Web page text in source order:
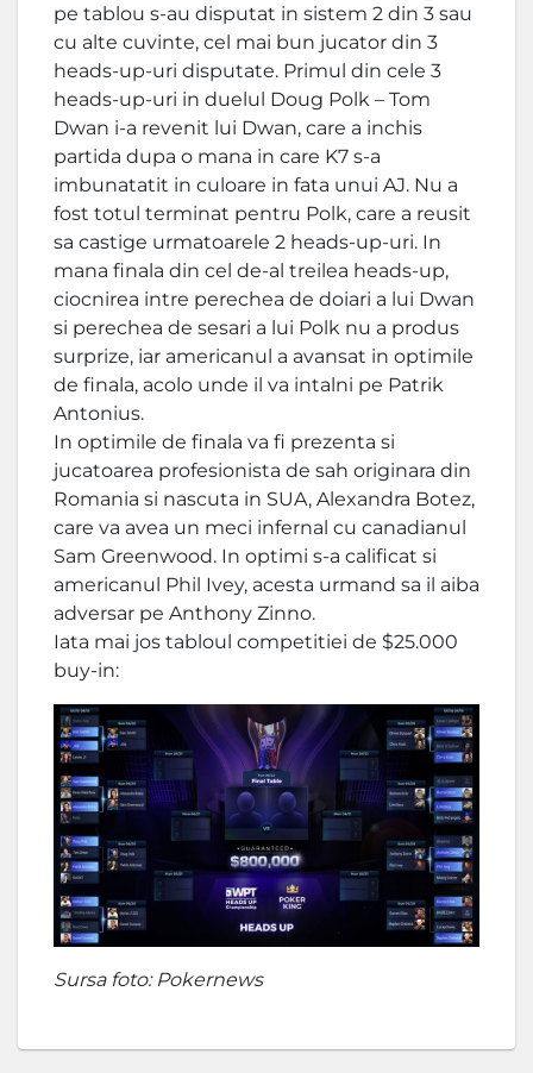
pe tablou s-au disputat in sistem 2 din 3 sau
cu alte cuvinte, cel mai bun jucator din 3
heads-up-uri disputate. Primul din cele 3
heads-up-uri in duelul Doug Polk – Tom
Dwan i-a revenit lui Dwan, care a inchis
partida dupa o mana in care K7 s-a
imbunatatit in culoare in fata unui AJ. Nu a
fost totul terminat pentru Polk, care a reusit
sa castige urmatoarele 2 heads-up-uri. In
mana finala din cel de-al treilea heads-up,
ciocnirea intre perechea de doiari a lui Dwan
si perechea de sesari a lui Polk nu a produs
surprize, iar americanul a avansat in optimile
de finala, acolo unde il va intalni pe Patrik
Antonius.
In optimile de finala va fi prezenta si
jucatoarea profesionista de sah originara din
Romania si nascuta in SUA, Alexandra Botez,
care va avea un meci infernal cu canadianul
Sam Greenwood. In optimi s-a calificat si
americanul Phil Ivey, acesta urmand sa il aiba
adversar pe Anthony Zinno.
Iata mai jos tabloul competitiei de $25.000
buy-in:
Sursa foto: Pokernews